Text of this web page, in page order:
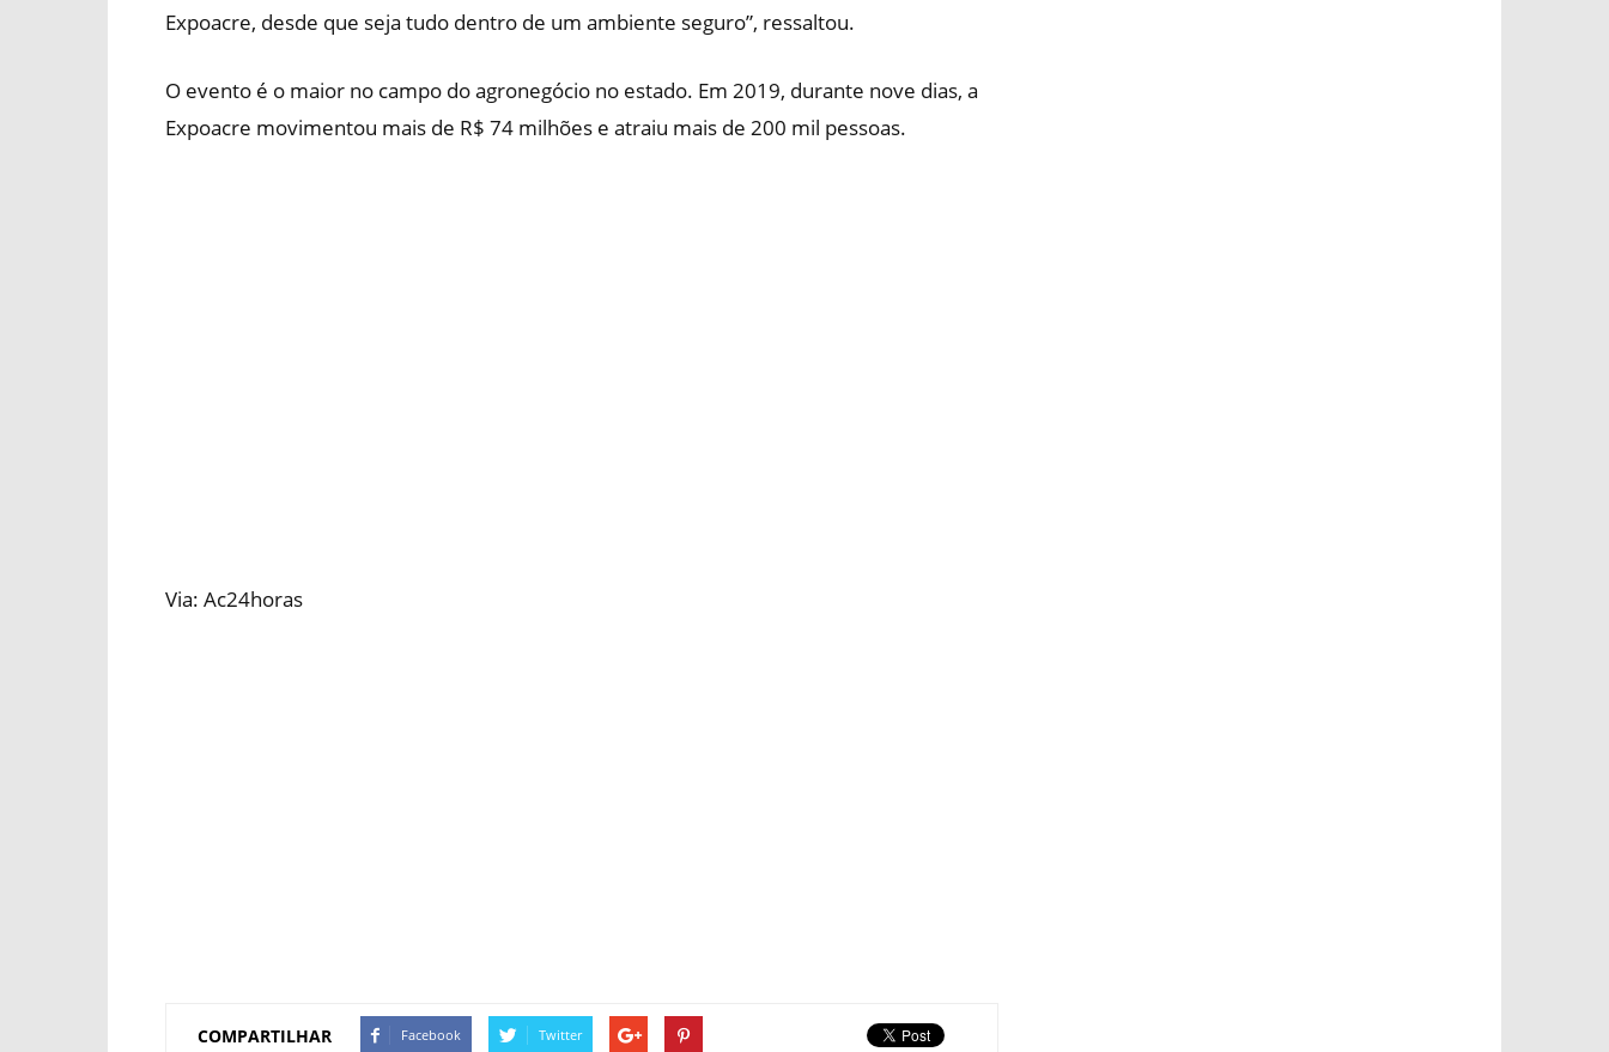
Expoacre, desde que seja tudo dentro de um ambiente seguro”, ressaltou.
O evento é o maior no campo do agronegócio no estado. Em 2019, durante nove dias, a
Expoacre movimentou mais de R$ 74 milhões e atraiu mais de 200 mil pessoas.
Via: Ac24horas
COMPARTILHAR Facebook Twitter